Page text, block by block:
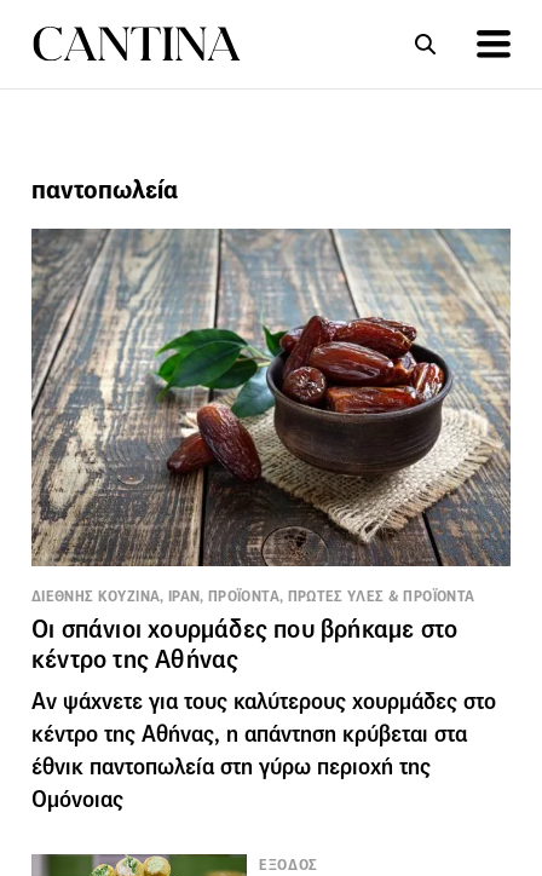
ΣΥΝΤΑΓΕΣ
παντοπωλεία
ΔΙΕΘΝΗΣ ΚΟΥΖΙΝΑ, ΙΡΑΝ, ΠΡΟΪΟΝΤΑ, ΠΡΩΤΕΣ ΥΛΕΣ & ΠΡΟΪΟΝΤΑ
Οι σπάνιοι χουρμάδες που βρήκαμε στο
κέντρο της Αθήνας
Αν ψάχνετε για τους καλύτερους χουρμάδες στο
κέντρο της Αθήνας, η απάντηση κρύβεται στα
έθνικ παντοπωλεία στη γύρω περιοχή της
Ομόνοιας
ΕΞΟΔΟΣ